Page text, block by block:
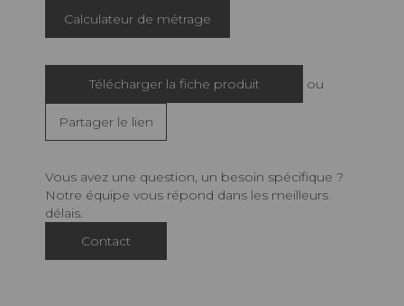
Calculateur de métrage
Télécharger la fiche produit ou
Partager le lien
Vous avez une question, un besoin spécifique ?
Notre équipe vous répond dans les meilleurs
délais.
Contact